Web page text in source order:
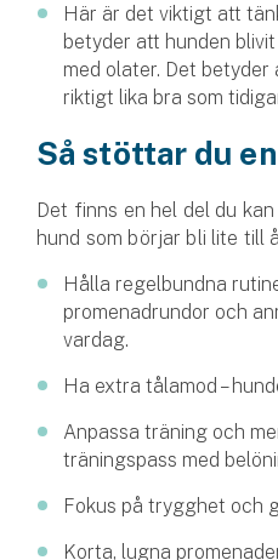
Här är det viktigt att
betyder att hunden
med olater. Det
riktigt lika bra som
Så stöttar du
Det finns en hel del du
hund som börjar bli lite till
Hålla regelbundna
promenadrundor och
vardag.
Ha extra tålamod –
Anpassa träning och
träningspass med
Fokus på trygghet och
Korta, lugna